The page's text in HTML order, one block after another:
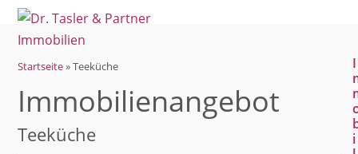
SkipOpen
mobile
menu
Close
mobile
menu
Startseite»Teeküche
Immobilien­angebot
Teeküche
I
i